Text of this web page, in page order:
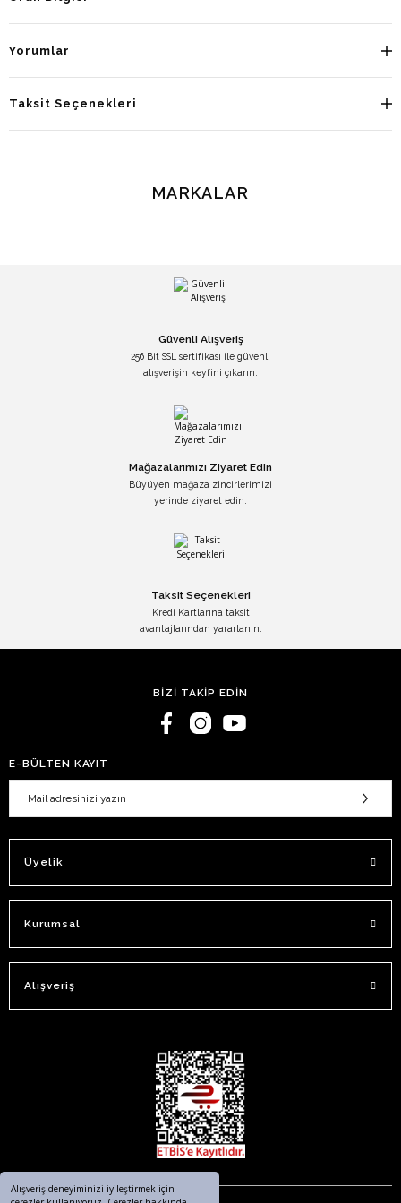
Alışveriş deneyiminizi iyileştirmek için
Yorumlar
Taksit Seçenekleri
MARKALAR
Güvenli Alışveriş
256 Bit SSL sertifikası ile güvenli
alışverişin keyfini çıkarın.
Mağazalarımızı Ziyaret Edin
Büyüyen mağaza zincirlerimizi
yerinde ziyaret edin.
Taksit Seçenekleri
Kredi Kartlarına taksit
avantajlarından yararlanın.
BİZİ TAKİP EDİN
E-BÜLTEN KAYIT
Üyelik
Kurumsal
Alışveriş